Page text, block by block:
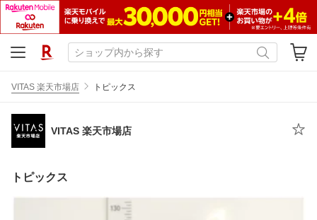
VITAS 楽天市場店 トピックス
VITAS 楽天市場店
トピックス